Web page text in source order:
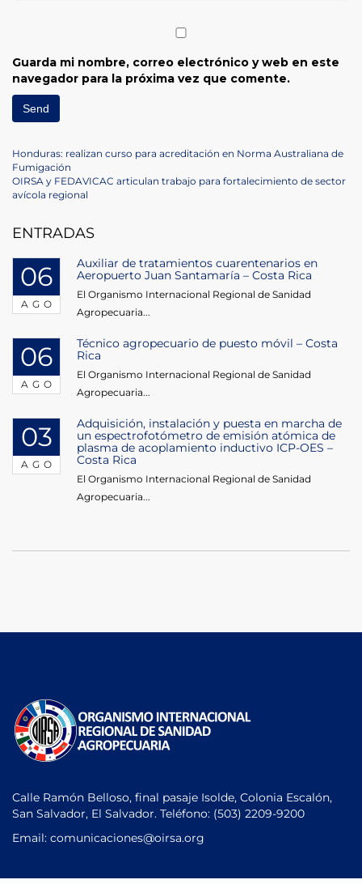
Guarda mi nombre, correo electrónico y web en este
navegador para la próxima vez que comente.
Navegación
de
Previous
Post
Honduras: realizan curso para acreditación en Norma Australiana de
Fumigación
Next
Post
OIRSA y FEDAVICAC articulan trabajo para fortalecimiento de sector
avícola regional
ENTRADAS
06
AGO
Auxiliar de tratamientos cuarentenarios en
Aeropuerto Juan Santamaría – Costa Rica
El Organismo Internacional Regional de Sanidad
Agropecuaria...
06
AGO
Técnico agropecuario de puesto móvil – Costa
Rica
El Organismo Internacional Regional de Sanidad
Agropecuaria...
03
AGO
Adquisición, instalación y puesta en marcha de
un espectrofotómetro de emisión atómica de
plasma de acoplamiento inductivo ICP-OES –
Costa Rica
El Organismo Internacional Regional de Sanidad
Agropecuaria...
Calle Ramón Belloso, final pasaje Isolde, Colonia Escalón,
San Salvador, El Salvador. Teléfono: (503) 2209-9200
Email: comunicaciones@oirsa.org